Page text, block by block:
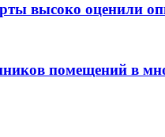
высоко оценили
помещений в